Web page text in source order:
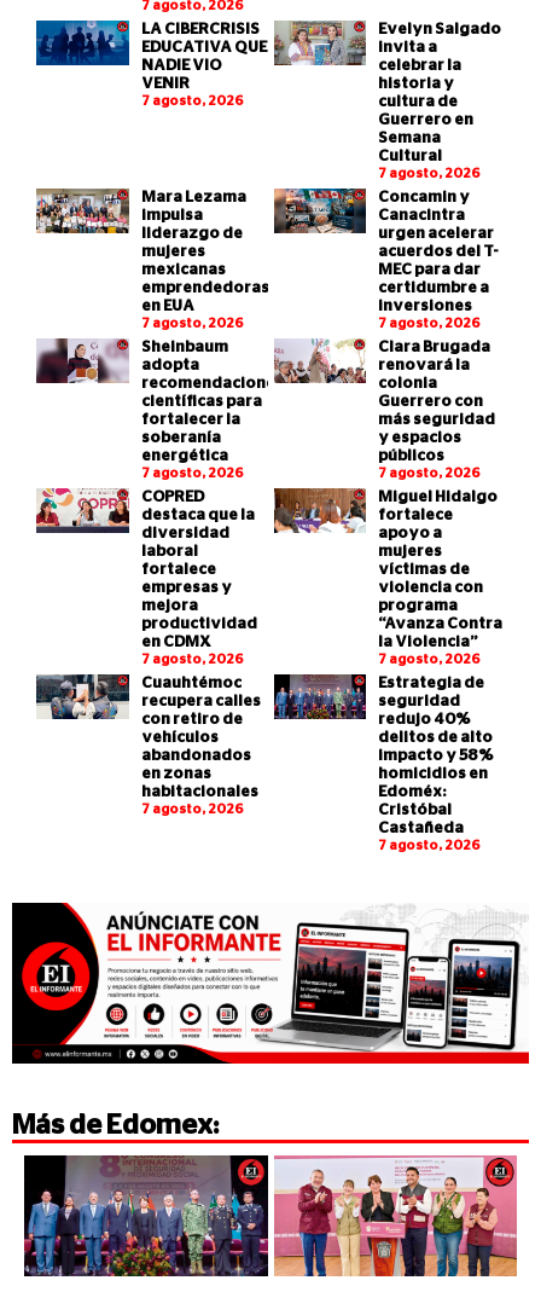
7 agosto, 2026
LA CIBERCRISIS
EDUCATIVA QUE
NADIE VIO
VENIR
7 agosto, 2026
Evelyn Salgado
invita a
celebrar la
historia y
cultura de
Guerrero en
Semana
Cultural
7 agosto, 2026
Mara Lezama
impulsa
liderazgo de
mujeres
mexicanas
emprendedoras
en EUA
7 agosto, 2026
Concamin y
Canacintra
urgen acelerar
acuerdos del T-
MEC para dar
certidumbre a
inversiones
7 agosto, 2026
Sheinbaum
adopta
recomendaciones
científicas para
fortalecer la
soberanía
energética
7 agosto, 2026
Clara Brugada
renovará la
colonia
Guerrero con
más seguridad
y espacios
públicos
7 agosto, 2026
COPRED
destaca que la
diversidad
laboral
fortalece
empresas y
mejora
productividad
en CDMX
7 agosto, 2026
Miguel Hidalgo
fortalece
apoyo a
mujeres
víctimas de
violencia con
programa
“Avanza Contra
la Violencia”
7 agosto, 2026
Cuauhtémoc
recupera calles
con retiro de
vehículos
abandonados
en zonas
habitacionales
7 agosto, 2026
Estrategia de
seguridad
redujo 40%
delitos de alto
impacto y 58%
homicidios en
Edoméx:
Cristóbal
Castañeda
7 agosto, 2026
Más de Edomex: